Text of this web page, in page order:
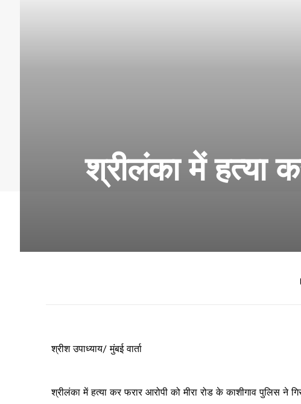
श्रीलंका में हत्या
श्रीश उपाध्याय/ मुंबई वार्ता
श्रीलंका में हत्या कर फरार आरोपी को मीरा रोड के काशीगाव पुलिस ने